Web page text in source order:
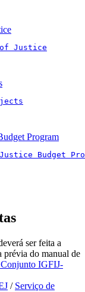
Justice
Program
Budget
ser feita a
prévia do manual de
IGFIJ-
/ Serviço de